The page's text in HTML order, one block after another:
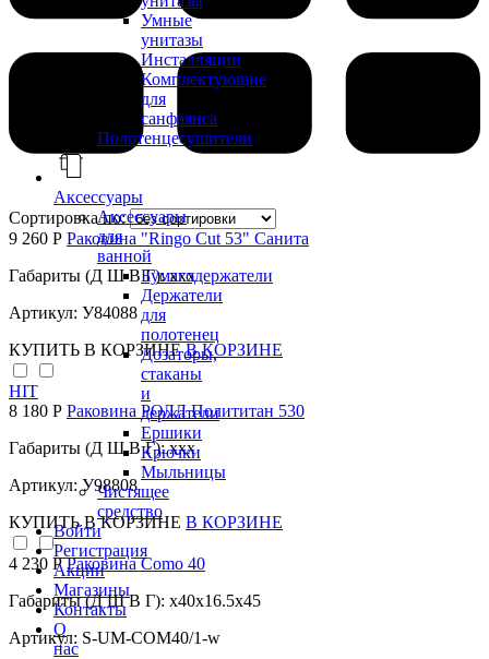
Умные
унитазы
Инсталляции
Комплектующие
для
санфаянса
Полотенцесушители
Аксессуары
Аксессуары
для
ванной
Бумагодержатели
Держатели
для
полотенец
Дозаторы,
стаканы
и
держатели
Ершики
Крючки
Мыльницы
Чистящее
средство
Войти
Регистрация
Акции
Магазины
Контакты
О
нас
Сортировка по:
9 260 Р Раковина "Ringo Cut 53" Санита
Габариты (Д Ш В Г): xxx
Артикул: У84088
КУПИТЬ В КОРЗИНЕ В КОРЗИНЕ
HIT
8 180 Р Раковина РОЛЛ Полититан 530
Габариты (Д Ш В Г): xxx
Артикул: У98808
КУПИТЬ В КОРЗИНЕ В КОРЗИНЕ
4 230 РРаковина Como 40
Габариты (Д Ш В Г): x40x16.5x45
Артикул: S-UM-COM40/1-w